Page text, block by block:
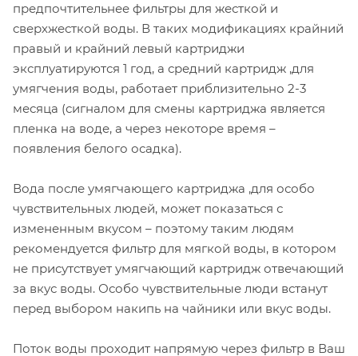
предпочтительнее фильтры для жесткой и
сверхжесткой воды. В таких модификациях крайний
правый и крайний левый картриджи
эксплуатируются 1 год, а средний картридж ,для
умягчения воды, работает приблизительно 2-3
месяца (сигналом для смены картриджа является
пленка на воде, а через некоторе время –
появления белого осадка).
Вода после умягчающего картриджа ,для особо
чувствительных людей, может показаться с
измененным вкусом – поэтому таким людям
рекомендуется фильтр для мягкой воды, в котором
не присутствует умягчающий картридж отвечающий
за вкус воды. Особо чувствительные люди встанут
перед выбором накипь на чайники или вкус воды.
Поток воды проходит напрямую через фильтр в Ваш